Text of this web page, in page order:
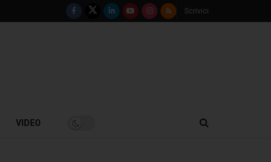
Scrivici
VIDEO